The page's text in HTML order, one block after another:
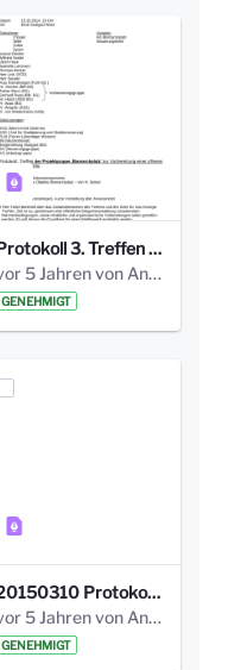
Protokoll 3. Treffen 20141016 AG Bismarckplatz.pdf
vor 5 Jahren von Anni Schlumberger
GENEHMIGT
20150310 Protokoll Bismarckplatz_UrbanG_02.pdf
vor 5 Jahren von Anni Schlumberger
GENEHMIGT